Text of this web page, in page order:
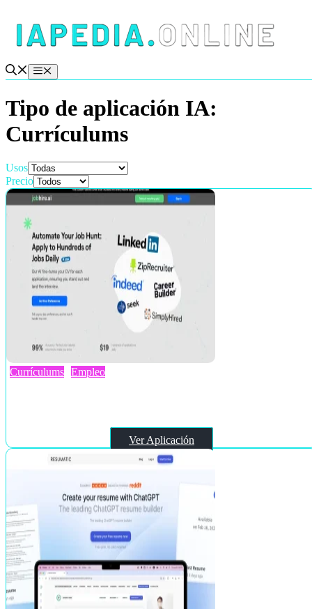
contenido
Menú
Tipo de aplicación IA:
Currículums
Usos
Precio
Currículums Empleo
Ver Aplicación